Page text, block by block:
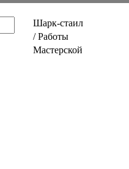
Шарк-стаил
/ Работы
Мастерской